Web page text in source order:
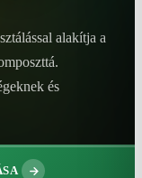
alakítja a
és